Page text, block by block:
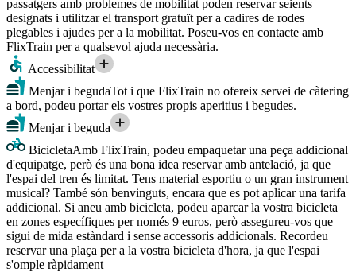
passatgers amb problemes de mobilitat poden reservar seients
designats i utilitzar el transport gratuït per a cadires de rodes
plegables i ajudes per a la mobilitat. Poseu-vos en contacte amb
FlixTrain per a qualsevol ajuda necessària.
Accessibilitat
Menjar i begudaTot i que FlixTrain no ofereix servei de càtering
a bord, podeu portar els vostres propis aperitius i begudes.
Menjar i beguda
BicicletaAmb FlixTrain, podeu empaquetar una peça addicional
d'equipatge, però és una bona idea reservar amb antelació, ja que
l'espai del tren és limitat. Tens material esportiu o un gran instrument
musical? També són benvinguts, encara que es pot aplicar una tarifa
addicional. Si aneu amb bicicleta, podeu aparcar la vostra bicicleta
en zones específiques per només 9 euros, però assegureu-vos que
sigui de mida estàndard i sense accessoris addicionals. Recordeu
reservar una plaça per a la vostra bicicleta d'hora, ja que l'espai
s'omple ràpidament